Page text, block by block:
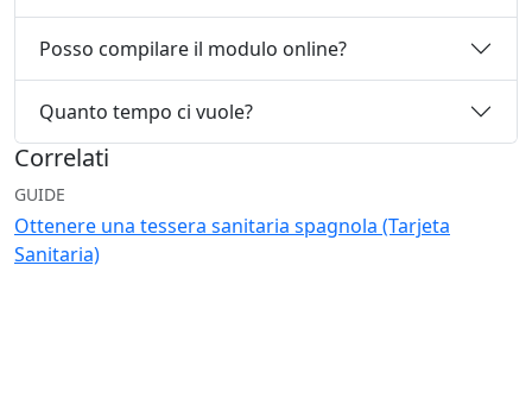
Posso compilare il modulo online?
Quanto tempo ci vuole?
Correlati
GUIDE
Ottenere una tessera sanitaria spagnola (Tarjeta
Sanitaria)